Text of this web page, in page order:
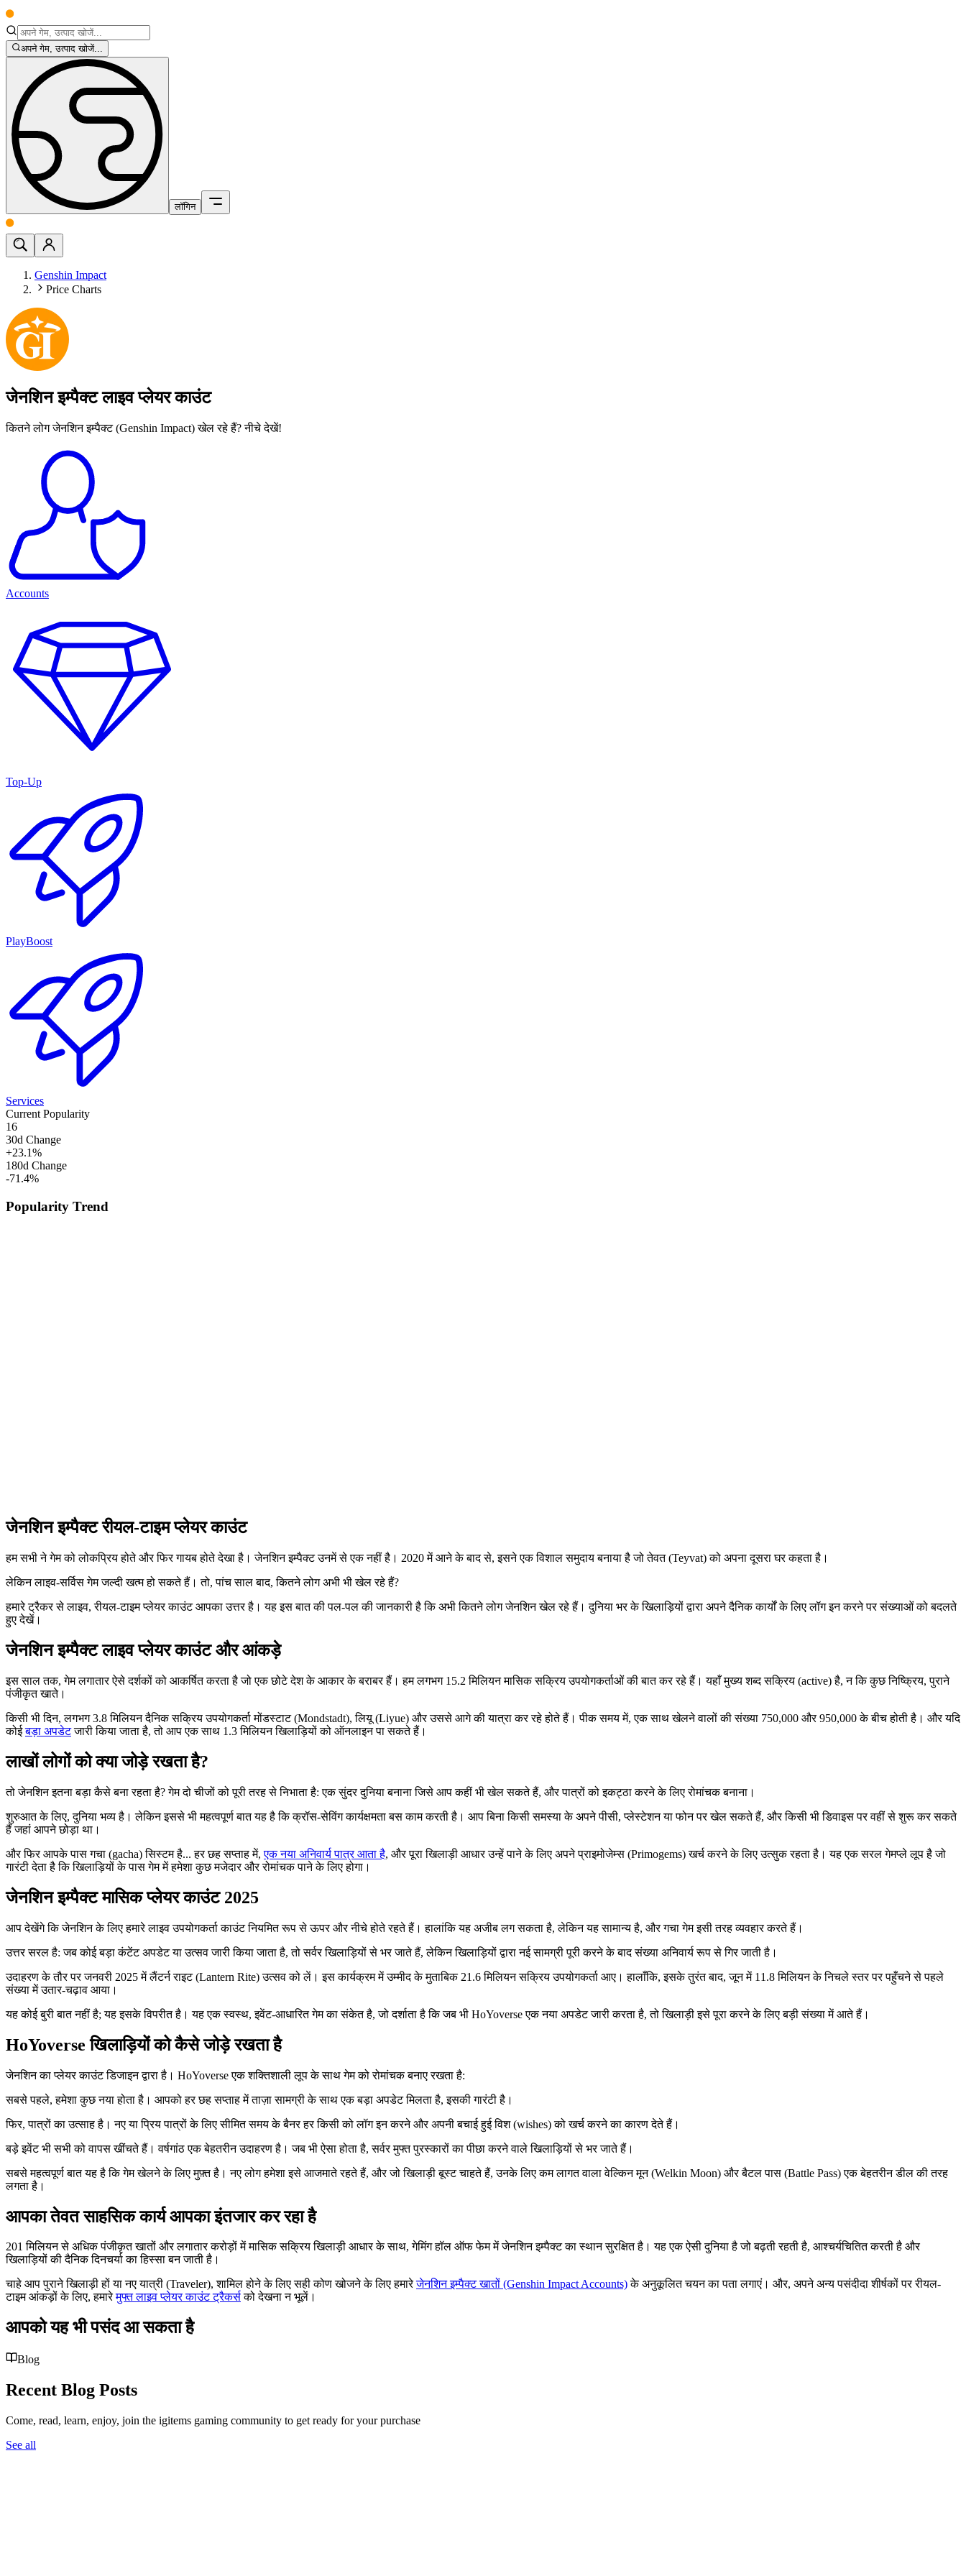
अपने गेम, उत्पाद खोजें...
लॉगिन
Genshin Impact
Price Charts
जेनशिन इम्पैक्ट लाइव प्लेयर काउंट
कितने लोग जेनशिन इम्पैक्ट (Genshin Impact) खेल रहे हैं? नीचे देखें!
Accounts
Top-Up
PlayBoost
Services
Current Popularity
16
30d Change
+23.1%
180d Change
-71.4%
Popularity Trend
जेनशिन इम्पैक्ट रीयल-टाइम प्लेयर काउंट
हम सभी ने गेम को लोकप्रिय होते और फिर गायब होते देखा है। जेनशिन इम्पैक्ट उनमें से एक नहीं है। 2020 में आने के बाद से, इसने एक विशाल समुदाय बनाया है जो तेवत (Teyvat) को अपना दूसरा घर कहता है।
लेकिन लाइव-सर्विस गेम जल्दी खत्म हो सकते हैं। तो, पांच साल बाद, कितने लोग अभी भी खेल रहे हैं?
हमारे ट्रैकर से लाइव, रीयल-टाइम प्लेयर काउंट आपका उत्तर है। यह इस बात की पल-पल की जानकारी है कि अभी कितने लोग जेनशिन खेल रहे हैं। दुनिया भर के खिलाड़ियों द्वारा अपने दैनिक कार्यों के लिए लॉग इन करने पर संख्याओं को बदलते
हुए देखें।
जेनशिन इम्पैक्ट लाइव प्लेयर काउंट और आंकड़े
इस साल तक, गेम लगातार ऐसे दर्शकों को आकर्षित करता है जो एक छोटे देश के आकार के बराबर हैं। हम लगभग 15.2 मिलियन मासिक सक्रिय उपयोगकर्ताओं की बात कर रहे हैं। यहाँ मुख्य शब्द सक्रिय (active) है, न कि कुछ निष्क्रिय, पुराने
पंजीकृत खाते।
किसी भी दिन, लगभग 3.8 मिलियन दैनिक सक्रिय उपयोगकर्ता मोंडस्टाट (Mondstadt), लियू (Liyue) और उससे आगे की यात्रा कर रहे होते हैं। पीक समय में, एक साथ खेलने वालों की संख्या 750,000 और 950,000 के बीच होती है। और यदि
कोईबड़ा अपडेटजारी किया जाता है, तो आप एक साथ 1.3 मिलियन खिलाड़ियों को ऑनलाइन पा सकते हैं।
लाखों लोगों को क्या जोड़े रखता है?
तो जेनशिन इतना बड़ा कैसे बना रहता है? गेम दो चीजों को पूरी तरह से निभाता है: एक सुंदर दुनिया बनाना जिसे आप कहीं भी खेल सकते हैं, और पात्रों को इकट्ठा करने के लिए रोमांचक बनाना।
शुरुआत के लिए, दुनिया भव्य है। लेकिन इससे भी महत्वपूर्ण बात यह है कि क्रॉस-सेविंग कार्यक्षमता बस काम करती है। आप बिना किसी समस्या के अपने पीसी, प्लेस्टेशन या फोन पर खेल सकते हैं, और किसी भी डिवाइस पर वहीं से शुरू कर सकते
हैं जहां आपने छोड़ा था।
और फिर आपके पास गचा (gacha) सिस्टम है... हर छह सप्ताह में,एक नया अनिवार्य पात्र आता है, और पूरा खिलाड़ी आधार उन्हें पाने के लिए अपने प्राइमोजेम्स (Primogems) खर्च करने के लिए उत्सुक रहता है। यह एक सरल गेमप्ले लूप है जो
गारंटी देता है कि खिलाड़ियों के पास गेम में हमेशा कुछ मजेदार और रोमांचक पाने के लिए होगा।
जेनशिन इम्पैक्ट मासिक प्लेयर काउंट 2025
आप देखेंगे कि जेनशिन के लिए हमारे लाइव उपयोगकर्ता काउंट नियमित रूप से ऊपर और नीचे होते रहते हैं। हालांकि यह अजीब लग सकता है, लेकिन यह सामान्य है, और गचा गेम इसी तरह व्यवहार करते हैं।
उत्तर सरल है: जब कोई बड़ा कंटेंट अपडेट या उत्सव जारी किया जाता है, तो सर्वर खिलाड़ियों से भर जाते हैं, लेकिन खिलाड़ियों द्वारा नई सामग्री पूरी करने के बाद संख्या अनिवार्य रूप से गिर जाती है।
उदाहरण के तौर पर जनवरी 2025 में लैंटर्न राइट (Lantern Rite) उत्सव को लें। इस कार्यक्रम में उम्मीद के मुताबिक 21.6 मिलियन सक्रिय उपयोगकर्ता आए। हालाँकि, इसके तुरंत बाद, जून में 11.8 मिलियन के निचले स्तर पर पहुँचने से पहले
संख्या में उतार-चढ़ाव आया।
यह कोई बुरी बात नहीं है; यह इसके विपरीत है। यह एक स्वस्थ, इवेंट-आधारित गेम का संकेत है, जो दर्शाता है कि जब भी HoYoverse एक नया अपडेट जारी करता है, तो खिलाड़ी इसे पूरा करने के लिए बड़ी संख्या में आते हैं।
HoYoverse खिलाड़ियों को कैसे जोड़े रखता है
जेनशिन का प्लेयर काउंट डिजाइन द्वारा है। HoYoverse एक शक्तिशाली लूप के साथ गेम को रोमांचक बनाए रखता है:
सबसे पहले, हमेशा कुछ नया होता है। आपको हर छह सप्ताह में ताज़ा सामग्री के साथ एक बड़ा अपडेट मिलता है, इसकी गारंटी है।
फिर, पात्रों का उत्साह है। नए या प्रिय पात्रों के लिए सीमित समय के बैनर हर किसी को लॉग इन करने और अपनी बचाई हुई विश (wishes) को खर्च करने का कारण देते हैं।
बड़े इवेंट भी सभी को वापस खींचते हैं। वर्षगांठ एक बेहतरीन उदाहरण है। जब भी ऐसा होता है, सर्वर मुफ्त पुरस्कारों का पीछा करने वाले खिलाड़ियों से भर जाते हैं।
सबसे महत्वपूर्ण बात यह है कि गेम खेलने के लिए मुफ़्त है। नए लोग हमेशा इसे आजमाते रहते हैं, और जो खिलाड़ी बूस्ट चाहते हैं, उनके लिए कम लागत वाला वेल्किन मून (Welkin Moon) और बैटल पास (Battle Pass) एक बेहतरीन डील की तरह
लगता है।
आपका तेवत साहसिक कार्य आपका इंतजार कर रहा है
201 मिलियन से अधिक पंजीकृत खातों और लगातार करोड़ों में मासिक सक्रिय खिलाड़ी आधार के साथ, गेमिंग हॉल ऑफ फेम में जेनशिन इम्पैक्ट का स्थान सुरक्षित है। यह एक ऐसी दुनिया है जो बढ़ती रहती है, आश्चर्यचितित करती है और
खिलाड़ियों की दैनिक दिनचर्या का हिस्सा बन जाती है।
चाहे आप पुराने खिलाड़ी हों या नए यात्री (Traveler), शामिल होने के लिए सही कोण खोजने के लिए हमारेजेनशिन इम्पैक्ट खातों (Genshin Impact Accounts)के अनुकूलित चयन का पता लगाएं। और, अपने अन्य पसंदीदा शीर्षकों पर रीयल-
टाइम आंकड़ों के लिए, हमारेमुफ्त लाइव प्लेयर काउंट ट्रैकर्सको देखना न भूलें।
आपको यह भी पसंद आ सकता है
Blog
Recent Blog Posts
Come, read, learn, enjoy, join the igitems gaming community to get ready for your purchase
See all